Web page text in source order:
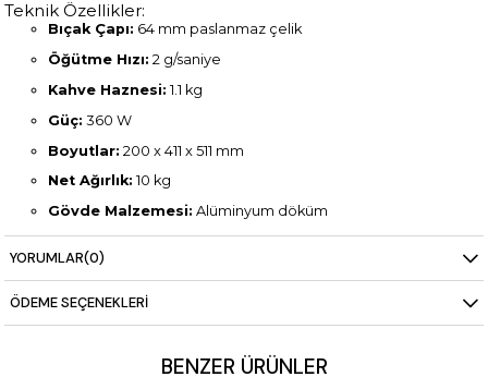
Teknik Özellikler:
Bıçak Çapı: 64 mm paslanmaz çelik
Öğütme Hızı: 2 g/saniye
Kahve Haznesi: 1.1 kg
Güç: 360 W
Boyutlar: 200 x 411 x 511 mm
Net Ağırlık: 10 kg
Gövde Malzemesi: Alüminyum döküm
Ayarlama:Mikrometrik
YORUMLAR(0)
ÖDEME SEÇENEKLERI
BENZER ÜRÜNLER